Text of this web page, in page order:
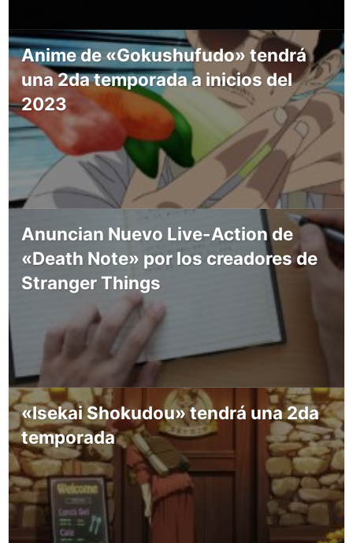
Anime de «Gokushufudo» tendrá
una 2da temporada a inicios del
2023
Anuncian Nuevo Live-Action de
«Death Note» por los creadores de
Stranger Things
«Isekai Shokudou» tendrá una 2da
temporada